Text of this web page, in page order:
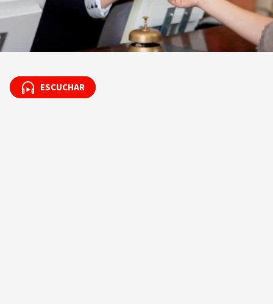
ESCUCHAR
ESCUCHAR